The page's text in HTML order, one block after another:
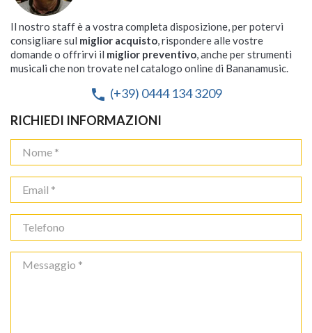
Il nostro staff è a vostra completa disposizione, per potervi
consigliare sul miglior acquisto, rispondere alle vostre
domande o offrirvi il miglior preventivo, anche per strumenti
musicali che non trovate nel catalogo online di Bananamusic.
phone (+39) 0444 134 3209
RICHIEDI INFORMAZIONI